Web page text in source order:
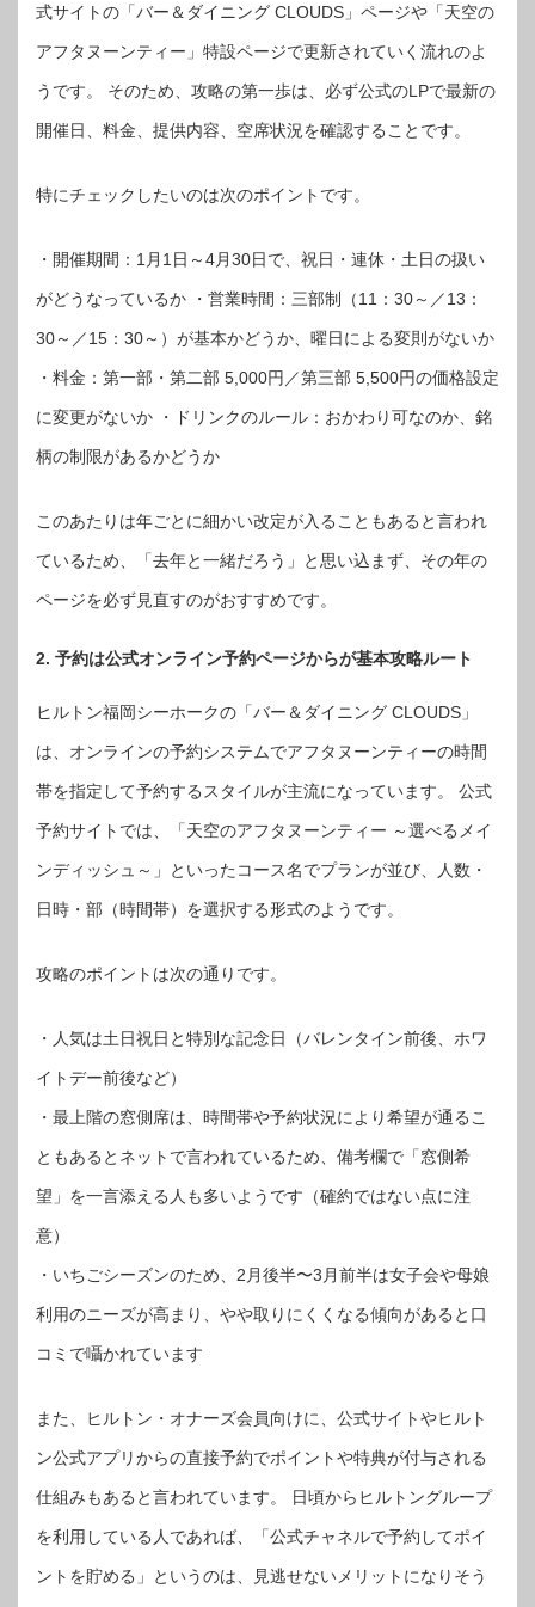
式サイトの「バー＆ダイニング CLOUDS」ページや「天空の
アフタヌーンティー」特設ページで更新されていく流れのよ
うです。 そのため、攻略の第一歩は、必ず公式のLPで最新の
開催日、料金、提供内容、空席状況を確認することです。
特にチェックしたいのは次のポイントです。
・開催期間：1月1日～4月30日で、祝日・連休・土日の扱い
がどうなっているか ・営業時間：三部制（11：30～／13：
30～／15：30～）が基本かどうか、曜日による変則がないか
・料金：第一部・第二部 5,000円／第三部 5,500円の価格設定
に変更がないか ・ドリンクのルール：おかわり可なのか、銘
柄の制限があるかどうか
このあたりは年ごとに細かい改定が入ることもあると言われ
ているため、「去年と一緒だろう」と思い込まず、その年の
ページを必ず見直すのがおすすめです。
2. 予約は公式オンライン予約ページからが基本攻略ルート
ヒルトン福岡シーホークの「バー＆ダイニング CLOUDS」
は、オンラインの予約システムでアフタヌーンティーの時間
帯を指定して予約するスタイルが主流になっています。 公式
予約サイトでは、「天空のアフタヌーンティー ～選べるメイ
ンディッシュ～」といったコース名でプランが並び、人数・
日時・部（時間帯）を選択する形式のようです。
攻略のポイントは次の通りです。
・人気は土日祝日と特別な記念日（バレンタイン前後、ホワ
イトデー前後など）
・最上階の窓側席は、時間帯や予約状況により希望が通るこ
ともあるとネットで言われているため、備考欄で「窓側希
望」を一言添える人も多いようです（確約ではない点に注
意）
・いちごシーズンのため、2月後半〜3月前半は女子会や母娘
利用のニーズが高まり、やや取りにくくなる傾向があると口
コミで囁かれています
また、ヒルトン・オナーズ会員向けに、公式サイトやヒルト
ン公式アプリからの直接予約でポイントや特典が付与される
仕組みもあると言われています。 日頃からヒルトングループ
を利用している人であれば、「公式チャネルで予約してポイ
ントを貯める」というのは、見逃せないメリットになりそう